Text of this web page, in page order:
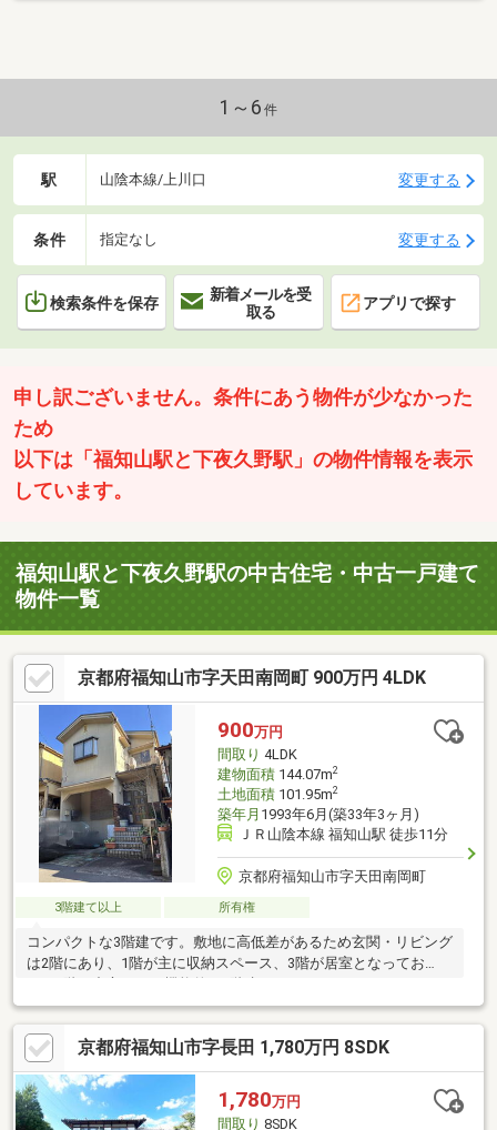
1～6 件
駅 山陰本線/上川口 変更する
条件 指定なし 変更する
検索条件を保存
新着メールを受
取る
アプリで探す
申し訳ございません。条件にあう物件が少なかった
ため
以下は「福知山駅と下夜久野駅」の物件情報を表示
しています。
福知山駅と下夜久野駅の中古住宅・中古一戸建て
物件一覧
京都府福知山市字天田南岡町 900万円 4LDK
900万円
間取り 4LDK
建物面積144.07m2
土地面積101.95m2
築年月 1993年6月(築33年3ヶ月)
ＪＲ山陰本線 福知山駅 徒歩11分
京都府福知山市字天田南岡町
3階建て以上 所有権
コンパクトな3階建です。敷地に高低差があるため玄関・リビング
は2階にあり、1階が主に収納スペース、3階が居室となってお
り、2階を中心として機能的な3階建てです！！
京都府福知山市字長田 1,780万円 8SDK
1,780万円
間取り 8SDK